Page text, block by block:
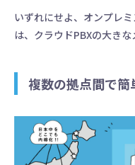
いずれにせよ、オンプレ
は、クラウドPBXの大きな
複数の拠点間で簡